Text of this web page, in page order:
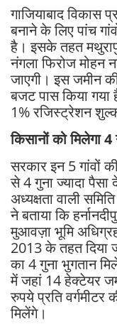
गाजियाबाद विकास
बनाने के लिए पांच
है। इसके तहत
नंगला फिरोज मोहन
जाएगी। इस जमीन
बजट पास किया
1% रजिस्ट्रेशन
किसानों को मिलेगा
सरकार इन 5 गांवों
से 4 गुना ज्यादा
अध्यक्षता वाली
ने बताया कि
मुआवज़ा भूमि
2013 के तहत दिया
का 4 गुना भुगतान
में जहां 14 हेक्टेयर
रुपये प्रति वर्गमीटर
मिलेंगे।